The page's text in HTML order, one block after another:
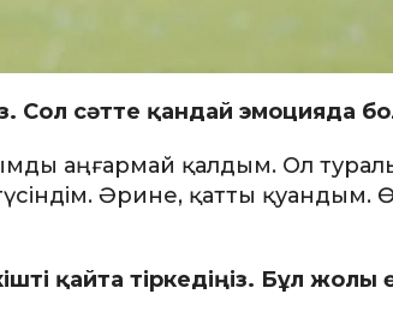
Сол сәтте қандай эмоцияда
аңғармай қалдым. Ол
Әрине, қатты қуандым.
қайта тіркедіңіз. Бұл жолы